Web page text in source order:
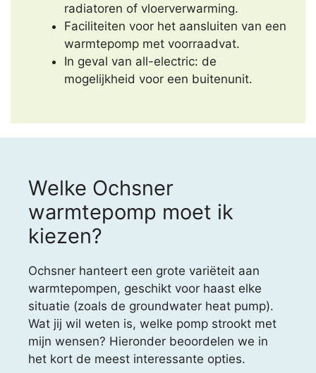
radiatoren of vloerverwarming.
Faciliteiten voor het aansluiten van een
warmtepomp met voorraadvat.
In geval van all-electric: de
mogelijkheid voor een buitenunit.
Welke Ochsner
warmtepomp moet ik
kiezen?
Ochsner hanteert een grote variëteit aan
warmtepompen, geschikt voor haast elke
situatie (zoals de groundwater heat pump).
Wat jij wil weten is, welke pomp strookt met
mijn wensen? Hieronder beoordelen we in
het kort de meest interessante opties.